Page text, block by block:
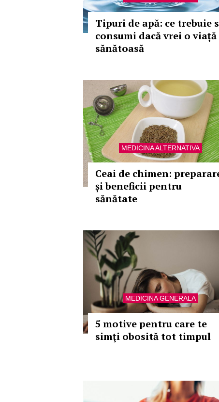
Tipuri de apă: ce trebuie
consumi dacă vrei o viață
sănătoasă
MEDICINA ALTERNATIVA
Ceai de chimen:
și beneficii pentru
sănătate
MEDICINA GENERALA
5 motive pentru care te
simţi obosită tot timpul